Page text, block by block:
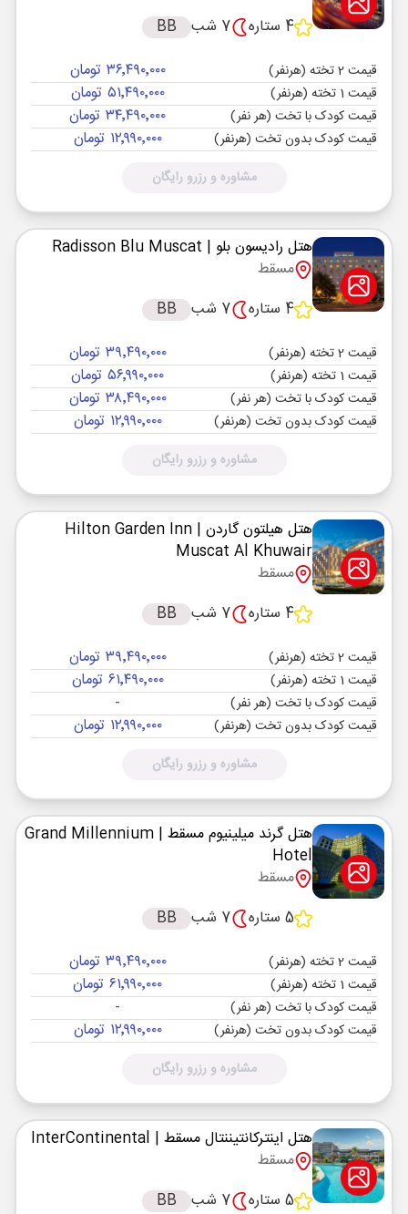
4 ستاره
7 شب BB
قیمت 2 تخته (هرنفر) ۳۶٬۴۹۰٬۰۰۰ تومان
قیمت 1 تخته (هرنفر) ۵۱٬۴۹۰٬۰۰۰ تومان
قیمت کودک با تخت (هر نفر) ۳۴٬۴۹۰٬۰۰۰ تومان
قیمت کودک بدون تخت (هرنفر) ۱۲٬۹۹۰٬۰۰۰ تومان
مشاوره و رزرو رایگان
هتل رادیسون بلو | Radisson Blu Muscat
مسقط
4 ستاره
7 شب BB
قیمت 2 تخته (هرنفر) ۳۹٬۴۹۰٬۰۰۰ تومان
قیمت 1 تخته (هرنفر) ۵۶٬۹۹۰٬۰۰۰ تومان
قیمت کودک با تخت (هر نفر) ۳۸٬۴۹۰٬۰۰۰ تومان
قیمت کودک بدون تخت (هرنفر) ۱۲٬۹۹۰٬۰۰۰ تومان
مشاوره و رزرو رایگان
هتل هیلتون گاردن | Hilton Garden Inn
Muscat Al Khuwair
مسقط
4 ستاره
7 شب BB
قیمت 2 تخته (هرنفر) ۳۹٬۴۹۰٬۰۰۰ تومان
قیمت 1 تخته (هرنفر) ۶۱٬۴۹۰٬۰۰۰ تومان
قیمت کودک با تخت (هر نفر) -
قیمت کودک بدون تخت (هرنفر) ۱۲٬۹۹۰٬۰۰۰ تومان
مشاوره و رزرو رایگان
هتل گرند میلینیوم مسقط | Grand Millennium
Hotel
مسقط
5 ستاره
7 شب BB
قیمت 2 تخته (هرنفر) ۳۹٬۴۹۰٬۰۰۰ تومان
قیمت 1 تخته (هرنفر) ۶۱٬۹۹۰٬۰۰۰ تومان
قیمت کودک با تخت (هر نفر) -
قیمت کودک بدون تخت (هرنفر) ۱۲٬۹۹۰٬۰۰۰ تومان
مشاوره و رزرو رایگان
هتل اینترکانتیننتال مسقط | InterContinental
مسقط
5 ستاره
7 شب BB